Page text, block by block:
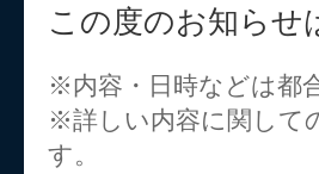
この度のお知らせ
※内容・日時などは都
※詳しい内容に関して
す。